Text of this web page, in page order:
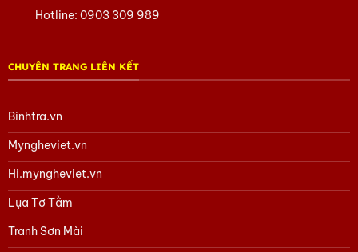
Để chúng tôi hỗ trợ thêm các thắc mắc của bạn nhé.
Tham khảo các sản phẩm Quà tặng lụa Hà Đông
Tham khảo các sản phẩm gốm Bát Tràng
Tham khảo các sản phẩm của Mỹ Nghệ Việt
Tham khảo các sản phẩm Tàu thuyền Mô hình
Tham khảo các sản phẩm quà Doanh Nghiệp kháctại đây
Tham khảo các sản phẩm Quà tặng văn hóa Việttại đây
Hoặc trang Facebook của chúng tôitại đây.
Hotline:0903 309 989
CHUYÊN TRANG LIÊN KẾT
Binhtra.vn
Myngheviet.vn
Hi.myngheviet.vn
Lụa Tơ Tằm
Tranh Sơn Mài